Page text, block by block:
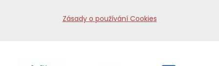
Zásady o používání Cookies